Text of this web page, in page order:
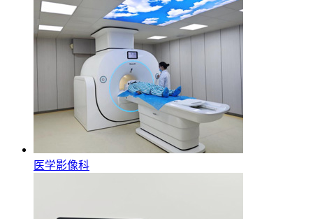
医学影像科